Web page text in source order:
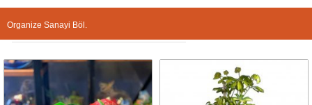
Organize Sanayi Böl.